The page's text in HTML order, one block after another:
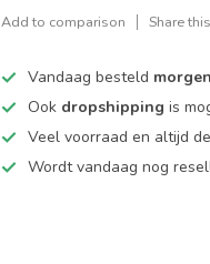
Add to comparison Share
Vandaag besteld
Ook dropshipping is
Veel voorraad en altijd de
Wordt vandaag nog